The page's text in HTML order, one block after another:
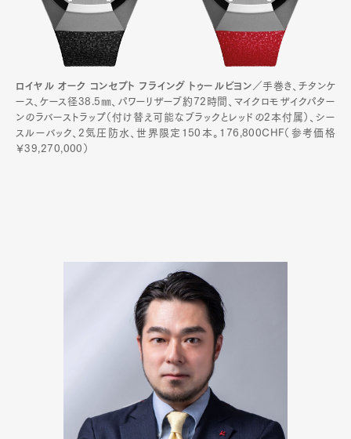
ロイヤル オーク コンセプト フライング トゥールビヨン ／手巻き、チタンケ
ース、ケース径38.5㎜、パワーリザーブ約72時間、マイクロモザイクパター
ンのラバーストラップ（付け替え可能なブラックとレッドの2本付属）、シー
スルーバック、2気圧防水、世界限定150本。176,800CHF（参考価格
￥39,270,000）